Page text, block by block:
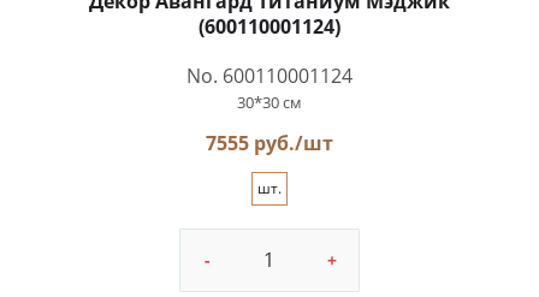
(600110001124)
No. 600110001124
30*30 см
7555 руб./шт
шт.
- +